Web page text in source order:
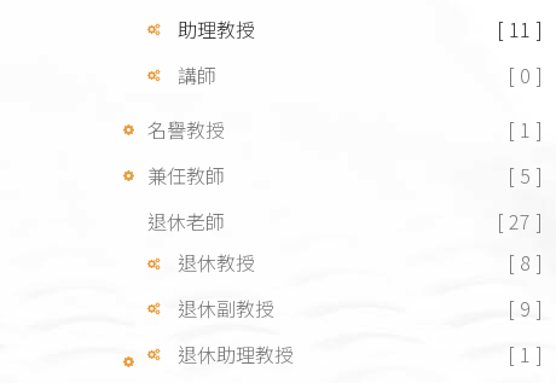
助理教授
[ 11 ]
講師
[ 0 ]
名譽教授
[ 1 ]
兼任教師
[ 5 ]
退休老師
[ 27 ]
退休教授
[ 8 ]
退休副教授
[ 9 ]
退休助理教授
[ 1 ]